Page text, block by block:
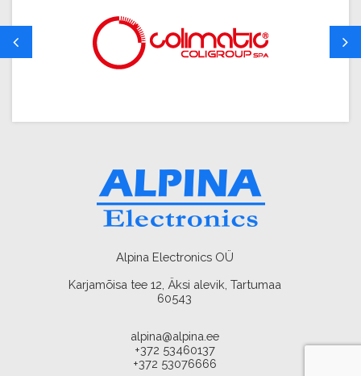
Alpina Electronics OÜ
Karjamõisa tee 12, Äksi alevik, Tartumaa
60543
alpina@alpina.ee
+372 53460137
+372 53076666